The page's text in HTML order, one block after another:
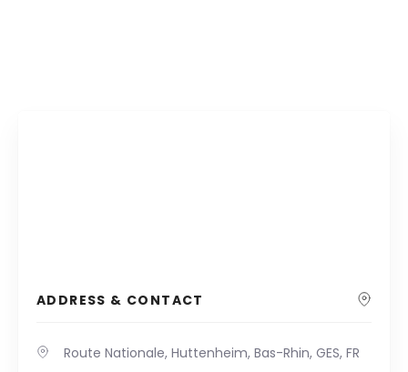
ADDRESS & CONTACT
Route Nationale, Huttenheim, Bas-Rhin, GES, FR